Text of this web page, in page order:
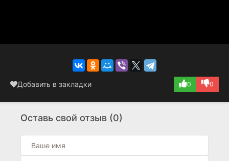
Добавить в закладки 0 0
Оставь свой отзыв (0)